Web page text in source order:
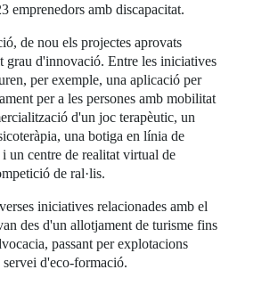
emprenedors amb discapacitat.
de nou els projectes aprovats
grau d'innovació. Entre les iniciatives
per exemple, una aplicació per
per a les persones amb mobilitat
d'un joc terapèutic, un
una botiga en línia de
un centre de realitat virtual de
de ral·lis.
iniciatives relacionades amb el
des d'un allotjament de turisme fins
passant per explotacions
servei d'eco-formació.